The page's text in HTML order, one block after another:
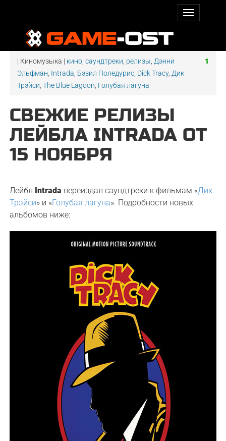
1
| Киномузыка | кино ,саундтреки релизы Дэнни
Эльфман Intrada Бэзил Поледурис Dick Tracy, Дик
Трэйси ,The Blue Lagoon Голубая лагуна
СВЕЖИЕ РЕЛИЗЫ
ЛЕЙБЛА INTRADA ОТ
15 НОЯБРЯ
Лейбл Intrada переиздал саундтреки к фильмам «Дик
Трэйси» и «Голубая лагуна». Подробности новых
альбомов ниже: